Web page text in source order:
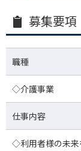
募集要項
職種
◇介護事業
仕事内容
◇利用者様の未来